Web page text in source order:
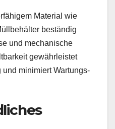
Material wie
beständig
und mechanische
gewährleistet
minimiert Wartungs-